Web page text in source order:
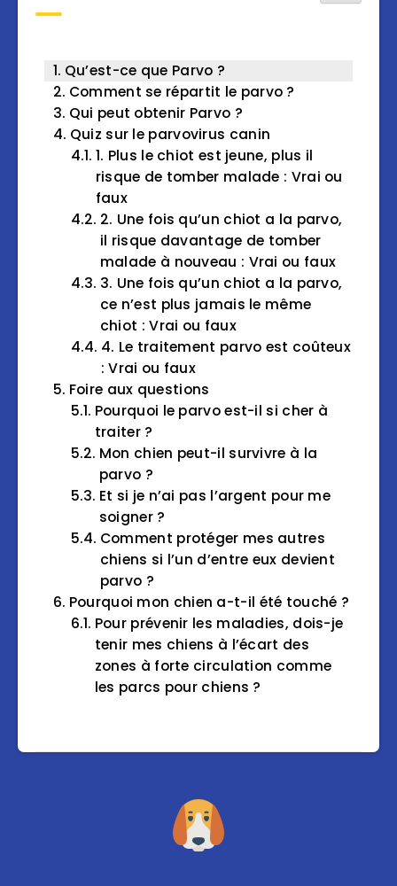
Qu’est-ce que Parvo ?
Comment se répartit le parvo ?
Qui peut obtenir Parvo ?
Quiz sur le parvovirus canin
1. Plus le chiot est jeune, plus il
risque de tomber malade : Vrai ou
faux
2. Une fois qu’un chiot a la parvo,
il risque davantage de tomber
malade à nouveau : Vrai ou faux
3. Une fois qu’un chiot a la parvo,
ce n’est plus jamais le même
chiot : Vrai ou faux
4. Le traitement parvo est coûteux
: Vrai ou faux
Foire aux questions
Pourquoi le parvo est-il si cher à
traiter ?
Mon chien peut-il survivre à la
parvo ?
Et si je n’ai pas l’argent pour me
soigner ?
Comment protéger mes autres
chiens si l’un d’entre eux devient
parvo ?
Pourquoi mon chien a-t-il été touché ?
Pour prévenir les maladies, dois-je
tenir mes chiens à l’écart des
zones à forte circulation comme
les parcs pour chiens ?